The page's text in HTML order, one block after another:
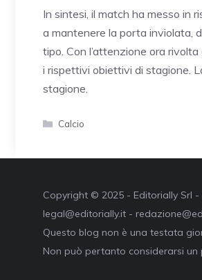
In sintesi, il match ha messo in
a mantenere la porta inviolata,
tipo. Con l’attenzione ora
i rispettivi obiettivi di stagione.
stagione.
Categorie
Calcio
Copyright © 2025 - Editorially Srl -
legal@editorially.it -
Questo blog non è una testata
Non può pertanto considerarsi un